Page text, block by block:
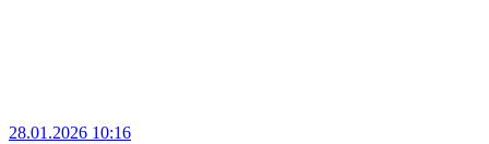
28.01.2026 10:16